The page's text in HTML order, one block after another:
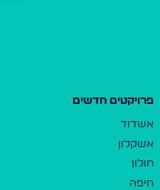
פרויקטים חדשים
אשדוד
אשקלון
חולון
חיפה